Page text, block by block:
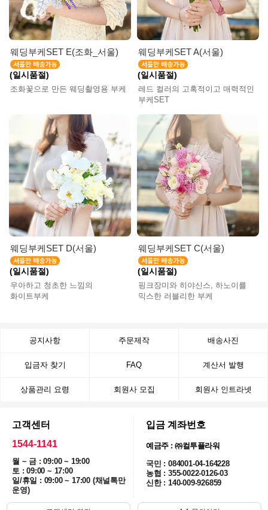
웨딩부케SET E(조화_서울)
(일시품절)
조화꽃으로 만든 웨딩촬영용 부케
웨딩부케SET A(서울)
(일시품절)
레드 컬러의 고혹적이고 매력적인
부케SET
웨딩부케SET D(서울)
(일시품절)
우아하고 청초한 느낌의
화이트부케
웨딩부케SET C(서울)
(일시품절)
핑크장미와 히야신스, 하노이를
믹스한 러블리한 부케
공지사항 주문제작 배송사진
입금자 찾기 FAQ 계산서 발행
상품관리 요령 회원사 모집 회원사 인트라넷
고객센터
1544-1141
월 ~ 금 : 09:00 ~ 19:00
토 : 09:00 ~ 17:00
일/휴일 : 09:00 ~ 17:00 (채널톡만
운영)
입금 계좌번호
예금주 : ㈜컬투플라워
국민 : 084001-04-164228
농협 : 355-0022-0126-03
신한 : 140-009-926859